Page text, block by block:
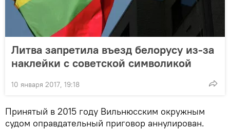
Литва запретила въезд белорусу из-за
наклейки с советской символикой
10 января 2017, 19:18
Принятый в 2015 году Вильнюсским окружным
судом оправдательный приговор аннулирован.